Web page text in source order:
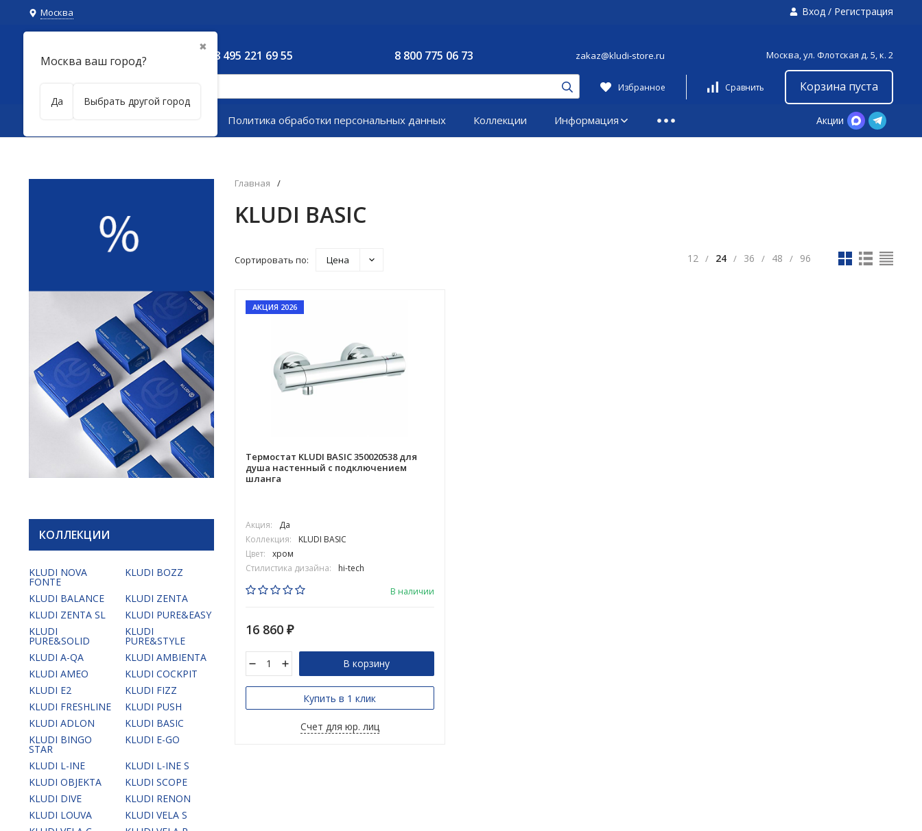
Москва
✖
Москва ваш город?
Да Выбрать другой город
Вход / Регистрация
8 495 221 69 55 8 800 775 06 73 zakaz@kludi-store.ru Москва, ул. Флотская д. 5, к. 2
Избранное Сравнить Корзина пуста
Каталог товаров Политика обработки персональных данных Коллекции Информация Акции
КОЛЛЕКЦИИ
KLUDI NOVA
FONTE
KLUDI BOZZ
KLUDI BALANCE
KLUDI ZENTA
KLUDI ZENTA SL
KLUDI PURE&EASY
KLUDI
PURE&SOLID
KLUDI
PURE&STYLE
KLUDI A-QA
KLUDI AMBIENTA
KLUDI AMEO
KLUDI COCKPIT
KLUDI E2
KLUDI FIZZ
KLUDI FRESHLINE
KLUDI PUSH
KLUDI ADLON
KLUDI BASIC
KLUDI BINGO
STAR
KLUDI E-GO
KLUDI L-INE
KLUDI L-INE S
KLUDI OBJEKTA
KLUDI SCOPE
KLUDI DIVE
KLUDI RENON
KLUDI LOUVA
KLUDI VELA S
Главная /
KLUDI BASIC
Сортировать по: Цена 12 / 24 / 36 / 48 / 96
АКЦИЯ 2026
Термостат KLUDI BASIC 350020538 для
душа настенный с подключением
шланга
Акция:
Да
Коллекция:
KLUDI BASIC
Цвет:
хром
Стилистика дизайна:
hi-tech
В наличии
16 860 ₽
В корзину
Купить в 1 клик
Счет для юр. лиц